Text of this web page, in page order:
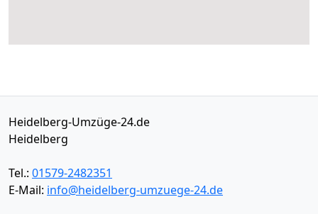
Heidelberg-Umzüge-24.de
Heidelberg
Tel.: 01579-2482351
E-Mail: info@heidelberg-umzuege-24.de